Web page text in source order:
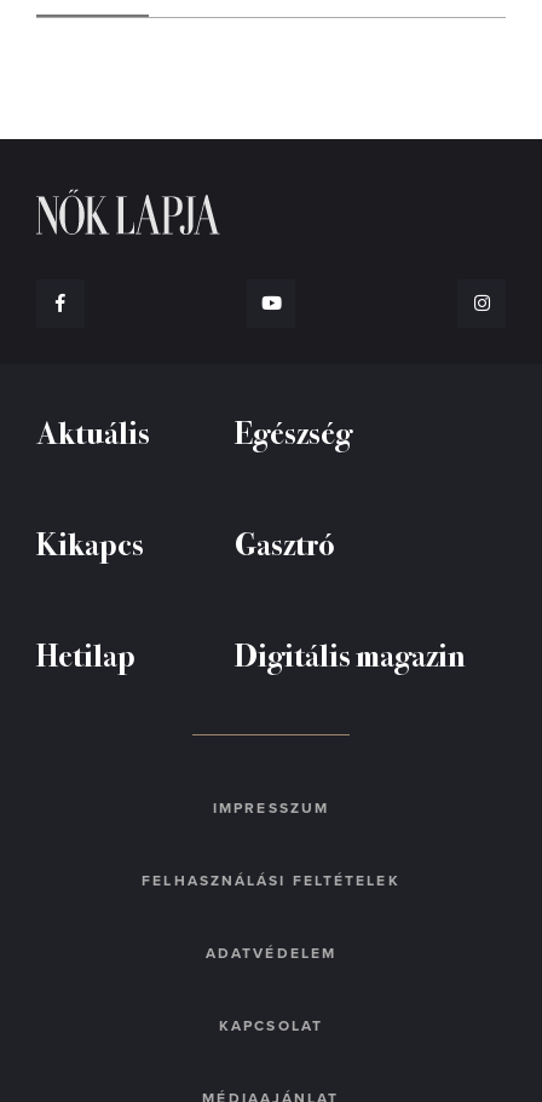
Aktuális Egészség
Kikapcs Gasztró
Hetilap Digitális magazin
IMPRESSZUM
FELHASZNÁLÁSI FELTÉTELEK
ADATVÉDELEM
KAPCSOLAT
MÉDIAAJÁNLAT